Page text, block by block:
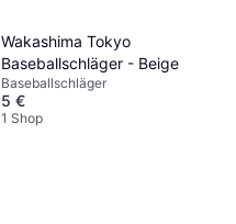
Wakashima Tokyo
Baseballschläger - Beige
Baseballschläger
5 €
1 Shop